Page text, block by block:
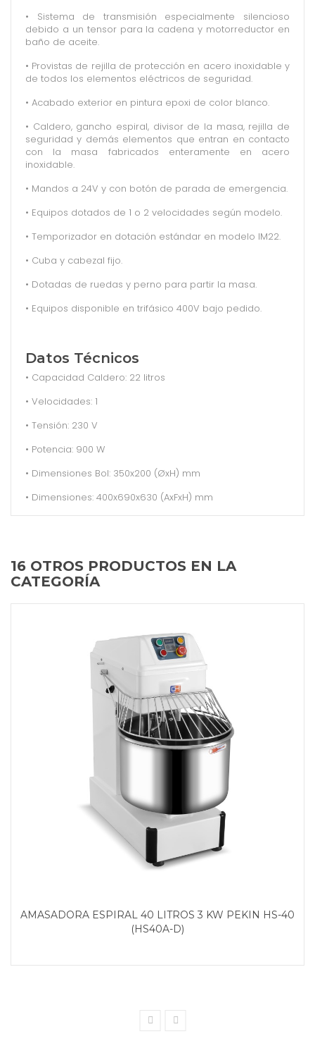
• Sistema de transmisión especialmente silencioso
debido a un tensor para la cadena y motorreductor en
baño de aceite.
• Provistas de rejilla de protección en acero inoxidable y
de todos los elementos eléctricos de seguridad.
• Acabado exterior en pintura epoxi de color blanco.
• Caldero, gancho espiral, divisor de la masa, rejilla de
seguridad y demás elementos que entran en contacto
con la masa fabricados enteramente en acero
inoxidable.
• Mandos a 24V y con botón de parada de emergencia.
• Equipos dotados de 1 o 2 velocidades según modelo.
• Temporizador en dotación estándar en modelo IM22.
• Cuba y cabezal fijo.
• Dotadas de ruedas y perno para partir la masa.
• Equipos disponible en trifásico 400V bajo pedido.
Datos Técnicos
• Capacidad Caldero: 22 litros
• Velocidades: 1
• Tensión: 230 V
• Potencia: 900 W
• Dimensiones Bol: 350x200 (ØxH) mm
• Dimensiones: 400x690x630 (AxFxH) mm
16 OTROS PRODUCTOS EN LA
CATEGORÍA
AMASADORA ESPIRAL 40 LITROS 3 KW PEKIN HS-40
(HS40A-D)